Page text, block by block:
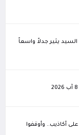
يثير جدلاً واسعاً
أكاذيب.. وأوقفوا